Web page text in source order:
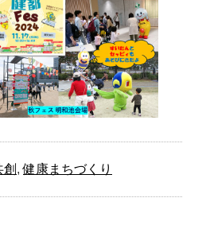
,健康まちづくり